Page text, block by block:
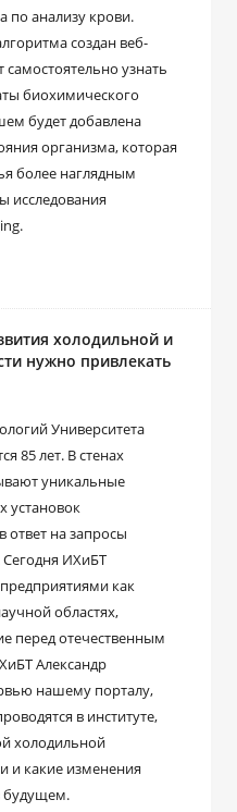
по анализу крови.
создан веб-
самостоятельно узнать
биохимического
будет добавлена
организма, которая
более наглядным
исследования
холодильной и
нужно привлекать
Университета
85 лет. В стенах
уникальные
установок
на запросы
ИХиБТ
как
областях,
перед отечественным
Александр
нашему порталу,
в институте,
холодильной
какие изменения
будущем.